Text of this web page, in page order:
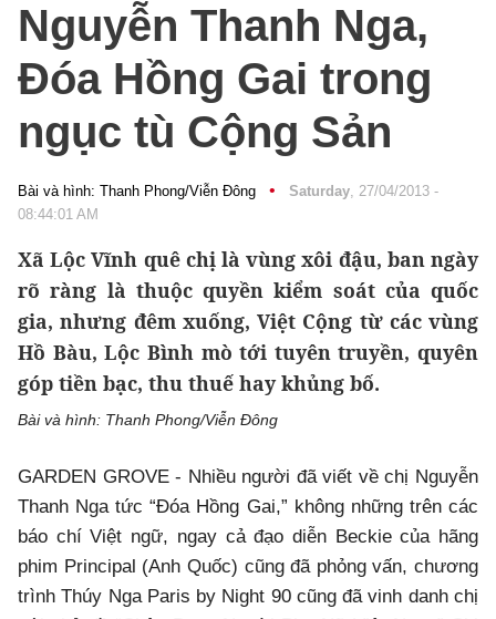
Nguyễn Thanh Nga,
Đóa Hồng Gai trong
ngục tù Cộng Sản
Bài và hình: Thanh Phong/Viễn Đông • Saturday, 27/04/2013 -
08:44:01 AM
Xã Lộc Vĩnh quê chị là vùng xôi đậu, ban ngày
rõ ràng là thuộc quyền kiểm soát của quốc
gia, nhưng đêm xuống, Việt Cộng từ các vùng
Hồ Bàu, Lộc Bình mò tới tuyên truyền, quyên
góp tiền bạc, thu thuế hay khủng bố.
Bài và hình: Thanh Phong/Viễn Đông
GARDEN GROVE - Nhiều người đã viết về chị Nguyễn
Thanh Nga tức “Đóa Hồng Gai,” không những trên các
báo chí Việt ngữ, ngay cả đạo diễn Beckie của hãng
phim Principal (Anh Quốc) cũng đã phỏng vấn, chương
trình Thúy Nga Paris by Night 90 cũng đã vinh danh chị